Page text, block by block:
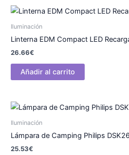
Iluminación
Linterna EDM Compact LED
26.66€
Añadir al carrito
Iluminación
Lámpara de Camping Philips
25.53€